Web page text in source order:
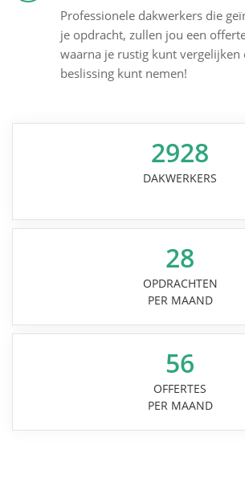
Professionele dakwerkers die
je opdracht, zullen jou een
waarna je rustig kunt vergelijken
beslissing kunt nemen!
2928
DAKWERKERS
28
OPDRACHTEN
PER MAAND
56
OFFERTES
PER MAAND